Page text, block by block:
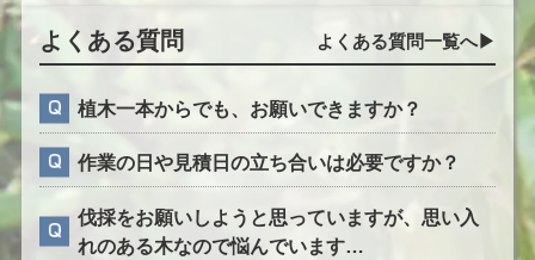
よくある質問 よくある質問一覧へ▶︎
植木一本からでも、お願いできますか？
作業の日や見積日の立ち合いは必要ですか？
伐採をお願いしようと思っていますが、思い入
れのある木なので悩んでいます…